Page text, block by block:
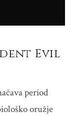
Evil
period
oružje